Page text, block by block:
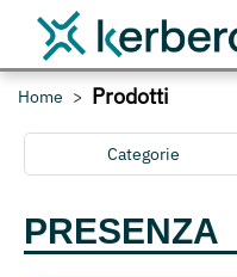
Home Prodotti
Categorie
PRESENZA